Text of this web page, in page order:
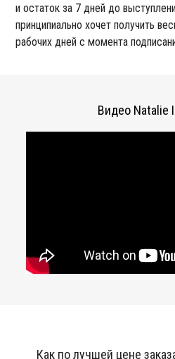
и остаток за 7 дней до
принципиально хочет получить
рабочих дней с момента
Видео Natalie
Как по лучшей цене